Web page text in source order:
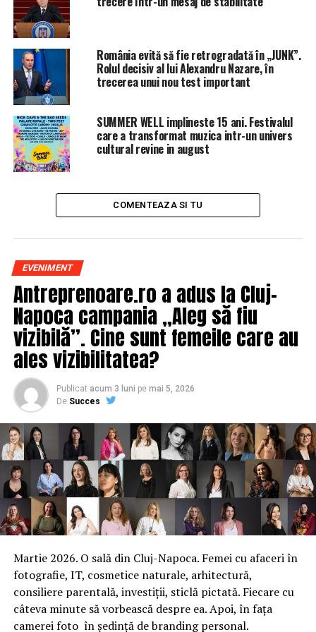
NU RATATI
Încă un atac al lui Dacian Cioloș: PNL a intrat în vizor
România evită să fie retrogradată în „JUNK”.
Rolul decisiv al lui Alexandru Nazare, în
trecerea unui nou test important
SUMMER WELL implineste 15 ani. Festivalul
care a transformat muzica intr-un univers
cultural revine in august
COMENTEAZA SI TU
EVENIMENT
Antreprenoare.ro a adus la Cluj-
Napoca campania „Aleg să fiu
vizibilă”. Cine sunt femeile care au
ales vizibilitatea?
Publicat acum 3 luni pe mai 5, 2026
De Succes
Martie 2026. O sală din Cluj-Napoca. Femei cu afaceri în
fotografie, IT, cosmetice naturale, arhitectură,
consiliere parentală, investiții, sticlă pictată. Fiecare cu
câteva minute să vorbească despre ea. Apoi, în fața
camerei foto în ședință de branding personal.